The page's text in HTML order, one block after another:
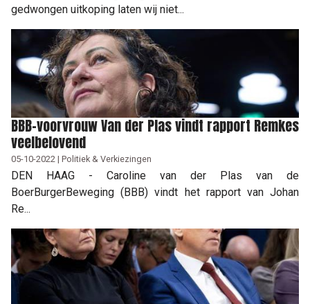
gedwongen uitkoping laten wij niet...
BBB-voorvrouw Van der Plas vindt rapport Remkes
veelbelovend
05-10-2022 | Politiek & Verkiezingen
DEN HAAG - Caroline van der Plas van de
BoerBurgerBeweging (BBB) vindt het rapport van Johan
Re...